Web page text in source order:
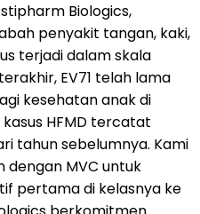
Biologics,
penyakit tangan, kaki,
terjadi dalam skala
EV71 telah lama
kesehatan anak di
HFMD tercatat
tahun sebelumnya. Kami
MVC untuk
pertama di kelasnya ke